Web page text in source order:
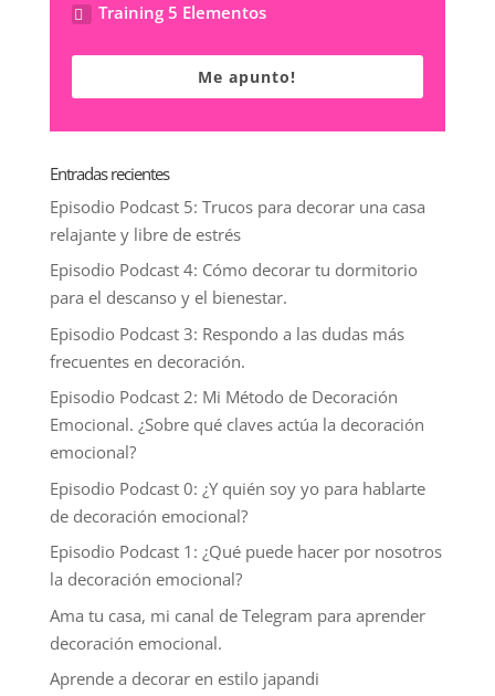
Training 5 Elementos
Me apunto!
Entradas recientes
Episodio Podcast 5: Trucos para decorar una casa
relajante y libre de estrés
Episodio Podcast 4: Cómo decorar tu dormitorio
para el descanso y el bienestar.
Episodio Podcast 3: Respondo a las dudas más
frecuentes en decoración.
Episodio Podcast 2: Mi Método de Decoración
Emocional. ¿Sobre qué claves actúa la decoración
emocional?
Episodio Podcast 0: ¿Y quién soy yo para hablarte
de decoración emocional?
Episodio Podcast 1: ¿Qué puede hacer por nosotros
la decoración emocional?
Ama tu casa, mi canal de Telegram para aprender
decoración emocional.
Aprende a decorar en estilo japandi